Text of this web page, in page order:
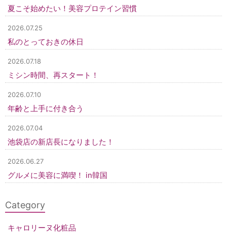
夏こそ始めたい！美容プロテイン習慣
2026.07.25
私のとっておきの休日
2026.07.18
ミシン時間、再スタート！
2026.07.10
年齢と上手に付き合う
2026.07.04
池袋店の新店長になりました！
2026.06.27
グルメに美容に満喫！ in韓国
Category
キャロリーヌ化粧品